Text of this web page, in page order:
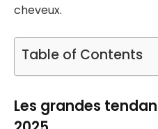
cheveux.
Table of Contents
Les grandes